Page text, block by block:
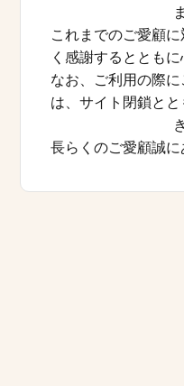
これまでのご愛顧
く感謝するととも
なお、ご利用の際
は、サイト閉鎖と
長らくのご愛顧誠に